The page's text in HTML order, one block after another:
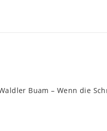
Buam – Wenn die